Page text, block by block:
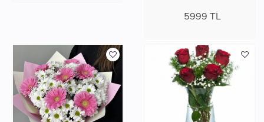
5999 TL